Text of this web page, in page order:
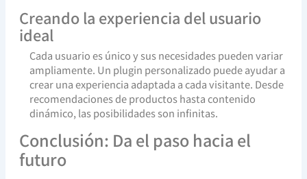
Creando la experiencia del usuario
ideal
Cada usuario es único y sus necesidades pueden variar
ampliamente. Un plugin personalizado puede ayudar a
crear una experiencia adaptada a cada visitante. Desde
recomendaciones de productos hasta contenido
dinámico, las posibilidades son infinitas.
Conclusión: Da el paso hacia el
futuro